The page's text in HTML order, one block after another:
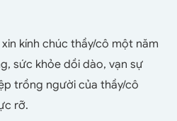
kính chúc thầy/cô một năm
sức khỏe dồi dào, vạn sự
trồng người của thầy/cô
rỡ.